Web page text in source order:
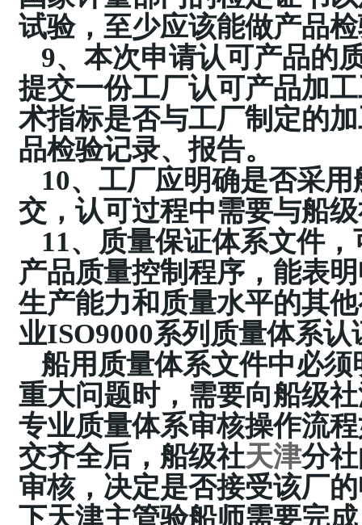
试验，至少应该能做产品
9、本次申请认可产品的
提交一份工厂认可产品加
术指标是否与工厂制定的
品检验记录、报告。
10、工厂应明确是否采
交，认可过程中需要与船
11、质量保证体系文件
产品质量控制程序，能表
生产能力和质量水平的其
业ISO9000系列质量体系
船用质量体系文件中必
重大问题时，需要向船级
专业质量体系审核操作流
交齐全后，船级社天津分
审核，决定是否接受该厂
下天津主管验船师需要完